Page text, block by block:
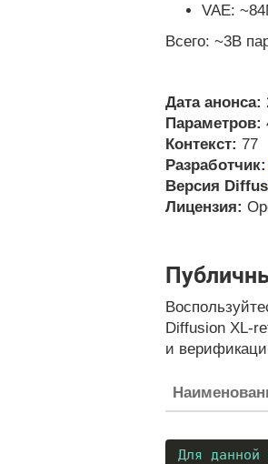
VAE:
Всего: ~3B
Дата анонса:
Параметров:
Контекст: 77
Разработчик:
Версия
Лицензия:
Diffusion XL-
и
Для данной